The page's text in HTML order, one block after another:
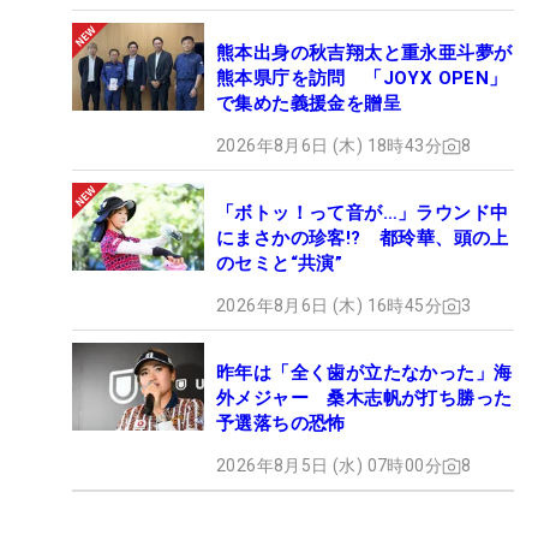
熊本出身の秋吉翔太と重永亜斗夢が
熊本県庁を訪問 「JOYX OPEN」
で集めた義援金を贈呈
2026年8月6日 (木) 18時43分 8
「ボトッ！って音が…」ラウンド中
にまさかの珍客!? 都玲華、頭の上
のセミと“共演”
2026年8月6日 (木) 16時45分 3
昨年は「全く歯が立たなかった」海
外メジャー 桑木志帆が打ち勝った
予選落ちの恐怖
2026年8月5日 (水) 07時00分 8